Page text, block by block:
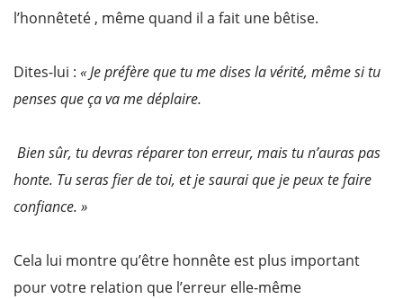
l’honnêteté , même quand il a fait une bêtise.
Dites-lui : « Je préfère que tu me dises la vérité, même si tu
penses que ça va me déplaire.
Bien sûr, tu devras réparer ton erreur, mais tu n’auras pas
honte. Tu seras fier de toi, et je saurai que je peux te faire
confiance. »
Cela lui montre qu’être honnête est plus important
pour votre relation que l’erreur elle-même